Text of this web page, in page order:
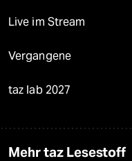
Live im Stream
Vergangene
taz lab 2027
Mehr taz Lesestoff